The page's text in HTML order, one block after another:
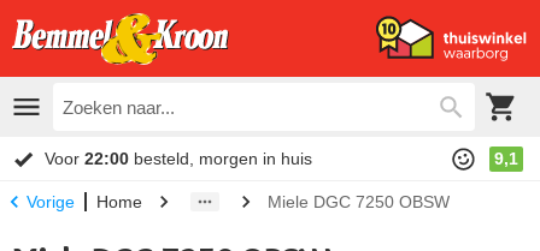
Voor 22:00 besteld, morgen in huis 9,1
Vorige Home Miele DGC 7250 OBSW